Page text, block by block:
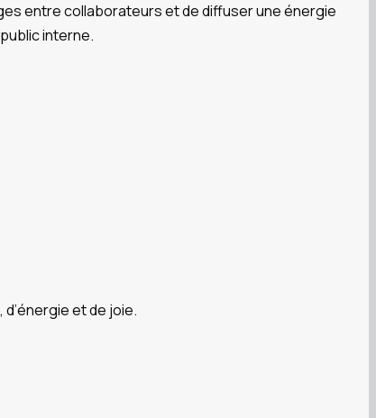
entre collaborateurs et de diffuser une énergie
interne.
et de joie.